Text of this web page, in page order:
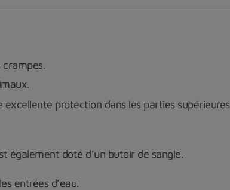
excellente protection dans les parties supérieures
également doté d’un butoir de sangle.
les entrées d’eau.